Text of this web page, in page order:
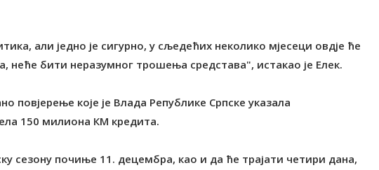
али једно је сигурно, у сљедећих неколико мјесеци овдје ће
неће бити неразумног трошења средстава", истакао је Елек.
које је Влада Републике Српске указала
150 милиона КМ кредита.
сезону почиње 11. децембра, као и да ће трајати четири дана,